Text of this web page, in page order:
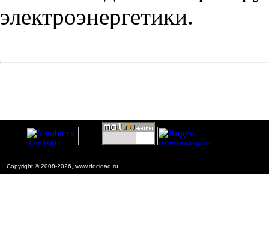
электроэнергетики.
Copyright © 2008-2026, www.docload.ru